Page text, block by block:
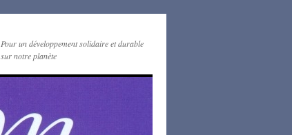
Pour un développement solidaire et durable
sur notre planète